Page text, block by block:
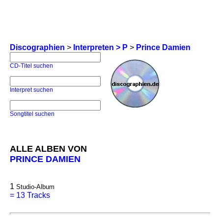
Discographien > Interpreten > P > Prince Damien
CD-Titel suchen
Interpret suchen
Songtitel suchen
ALLE ALBEN VON
PRINCE DAMIEN
1 Studio-Album
= 13 Tracks